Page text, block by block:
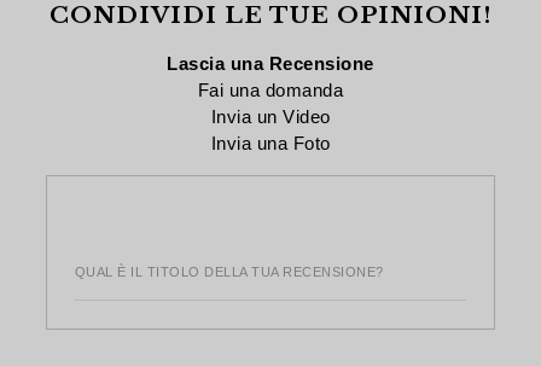
CONDIVIDI LE TUE OPINIONI!
Lascia una Recensione
Fai una domanda
Invia un Video
Invia una Foto
QUAL È IL TITOLO DELLA TUA RECENSIONE?